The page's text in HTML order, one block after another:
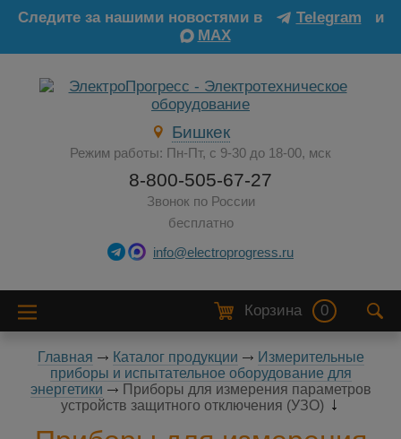
Следите за нашими новостями в Telegram
и
MAX
Бишкек
Режим работы: Пн-Пт, с 9-30 до 18-00, мск
8-800-505-67-27
Звонок по России
бесплатно
info@electroprogress.ru
Корзина 0
Главная Каталог продукции
Измерительные
приборы и испытательное оборудование для
энергетики
Приборы для измерения параметров
устройств защитного отключения (УЗО)